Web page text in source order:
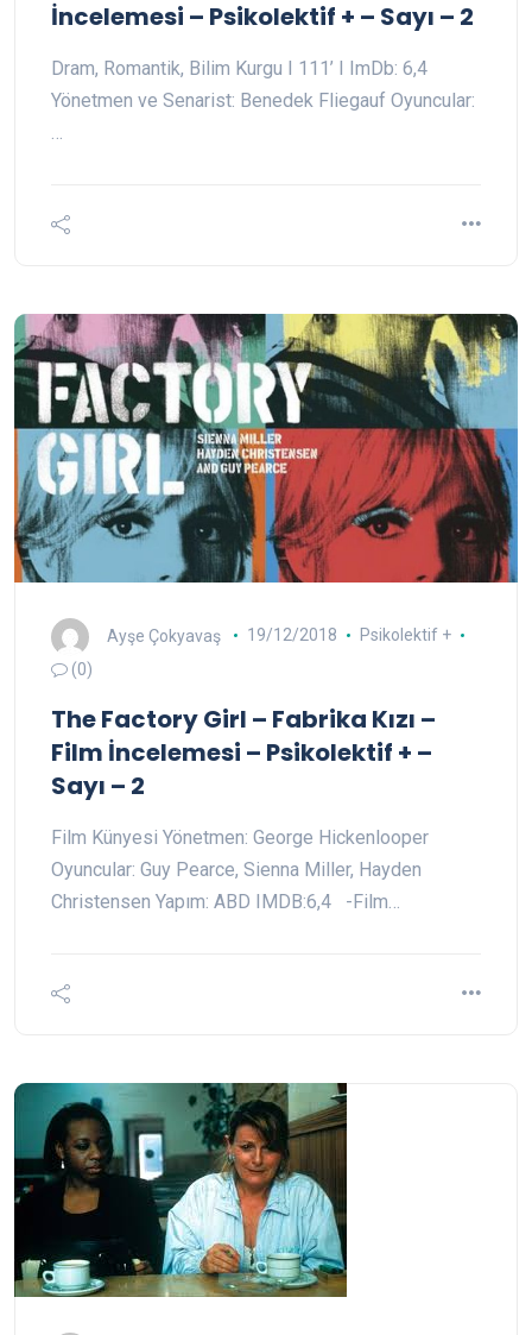
İncelemesi – Psikolektif + – Sayı – 2
Dram, Romantik, Bilim Kurgu I 111’ I ImDb: 6,4
Yönetmen ve Senarist: Benedek Fliegauf Oyuncular:
Ayşe Çokyavaş 19/12/2018
Psikolektif +
(0)
The Factory Girl – Fabrika Kızı –
Film İncelemesi – Psikolektif + –
Sayı – 2
Film Künyesi Yönetmen: George Hickenlooper
Oyuncular: Guy Pearce, Sienna Miller, Hayden
Christensen Yapım: ABD IMDB:6,4 -Film…